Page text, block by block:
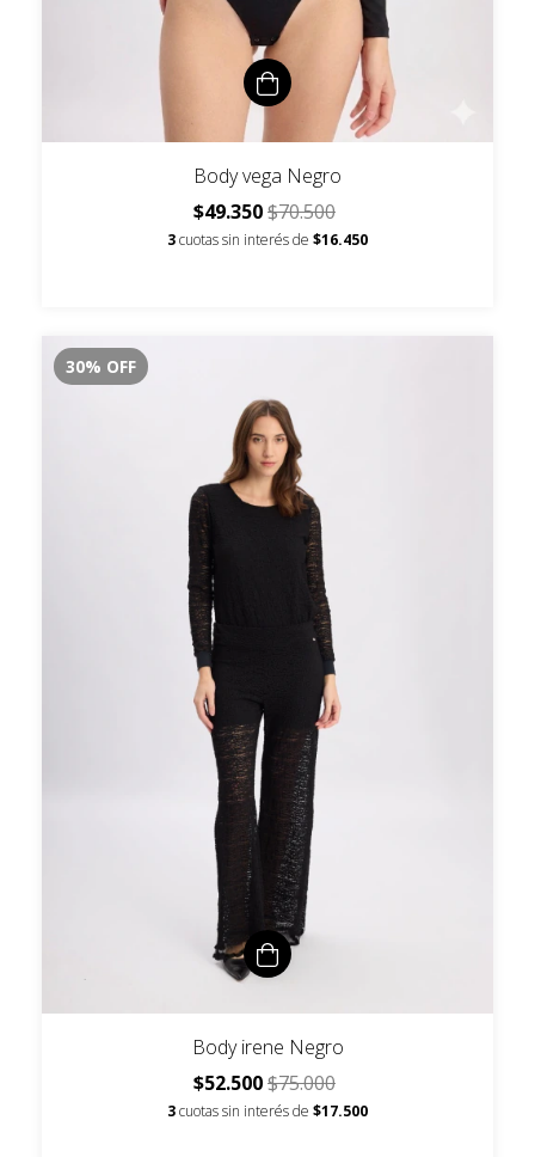
Body vega Negro
$49.350$70.500
3cuotas sin interés de $16.450
30% OFF
Body irene Negro
$52.500$75.000
3cuotas sin interés de $17.500